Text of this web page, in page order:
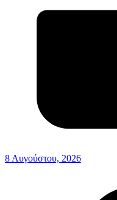
8 Αυγούστου, 2026